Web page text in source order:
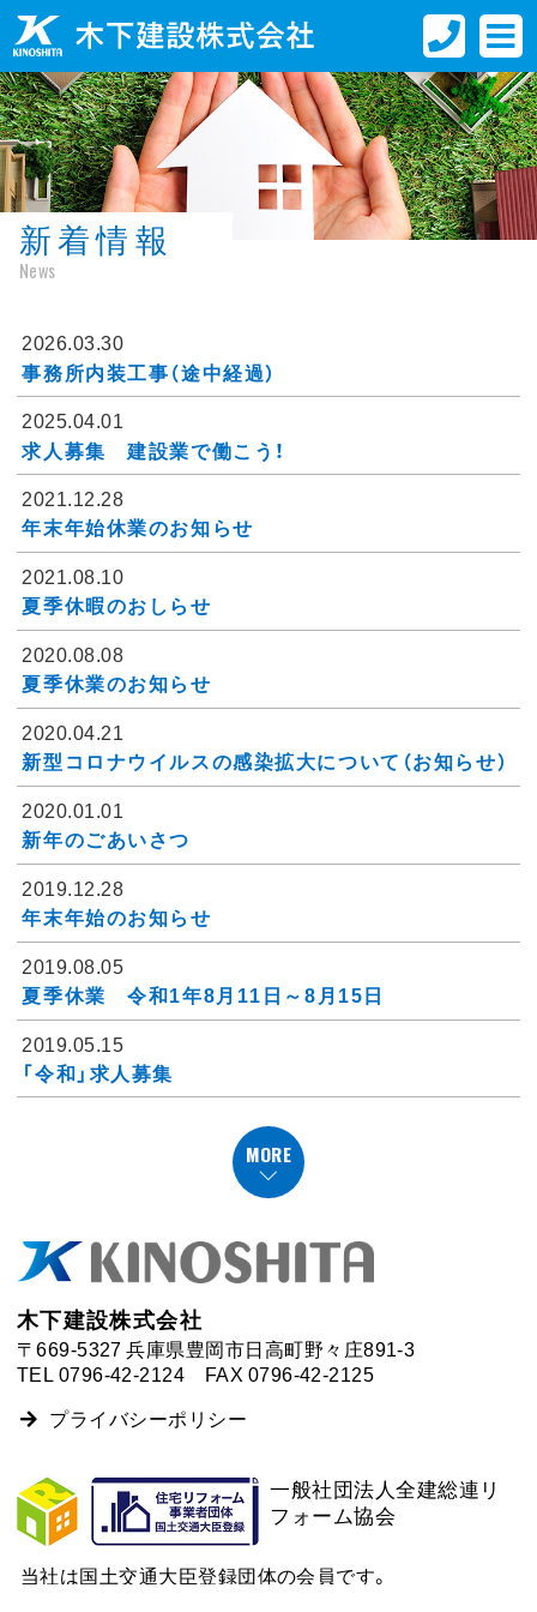
新着情報
News
2026.03.30
事務所内装工事（途中経過）
2025.04.01
求人募集 建設業で働こう！
2021.12.28
年末年始休業のお知らせ
2021.08.10
夏季休暇のおしらせ
2020.08.08
夏季休業のお知らせ
2020.04.21
新型コロナウイルスの感染拡大について（お知らせ）
2020.01.01
新年のごあいさつ
2019.12.28
年末年始のお知らせ
2019.08.05
夏季休業 令和1年8月11日～8月15日
2019.05.15
「令和」求人募集
MORE
木下建設株式会社
〒669-5327 兵庫県豊岡市日高町野々庄891-3
TEL0796-42-2124 FAX 0796-42-2125
プライバシーポリシー
一般社団法人全建総連リ
フォーム協会
当社は国土交通大臣登録団体の会員です。